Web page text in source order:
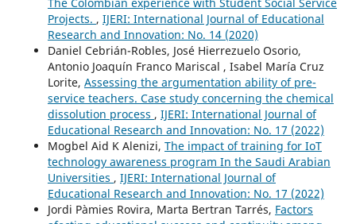
The Colombian experience with Student Social Service
Projects. , IJERI: International Journal of Educational
Research and Innovation: No. 14 (2020)
Daniel Cebrián-Robles, José Hierrezuelo Osorio,
Antonio Joaquín Franco Mariscal , Isabel María Cruz
Lorite, Assessing the argumentation ability of pre-
service teachers. Case study concerning the chemical
dissolution process , IJERI: International Journal of
Educational Research and Innovation: No. 17 (2022)
Mogbel Aid K Alenizi, The impact of training for IoT
technology awareness program In the Saudi Arabian
Universities , IJERI: International Journal of
Educational Research and Innovation: No. 17 (2022)
Jordi Pàmies Rovira, Marta Bertran Tarrés, Factors